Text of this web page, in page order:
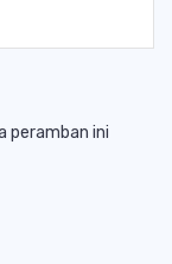
peramban ini